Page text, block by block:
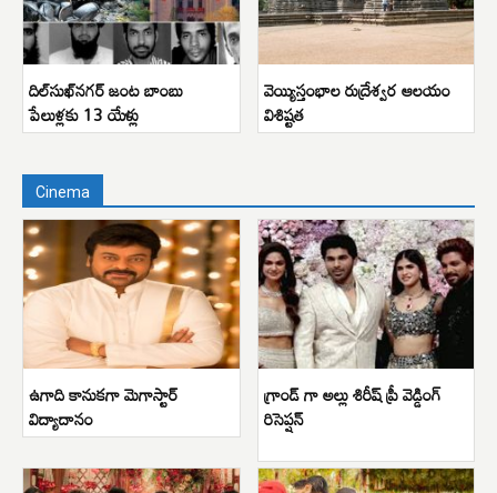
దిల్‌సుఖ్‌నగర్ జంట బాంబు
పేలుళ్లకు 13 యేళ్లు
వెయ్యిస్తంభాల రుద్రేశ్వర ఆలయం
విశిష్టత
Cinema
ఉగాది కానుకగా మెగాస్టార్
విద్యాదానం
గ్రాండ్ గా అల్లు శిరీష్ ప్రీ వెడ్డింగ్
రిసెప్షన్